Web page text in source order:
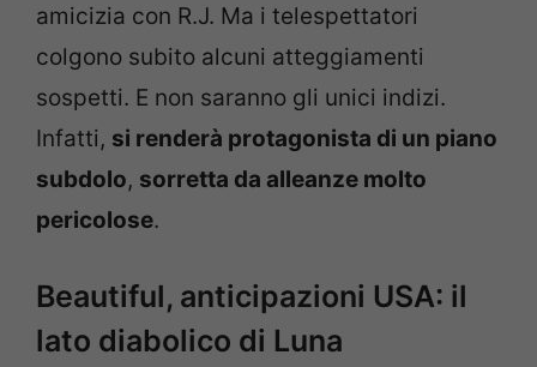
amicizia con R.J. Ma i telespettatori
colgono subito alcuni atteggiamenti
sospetti. E non saranno gli unici indizi.
Infatti, si renderà protagonista di un piano
subdolo, sorretta da alleanze molto
pericolose.
Beautiful, anticipazioni USA: il
lato diabolico di Luna